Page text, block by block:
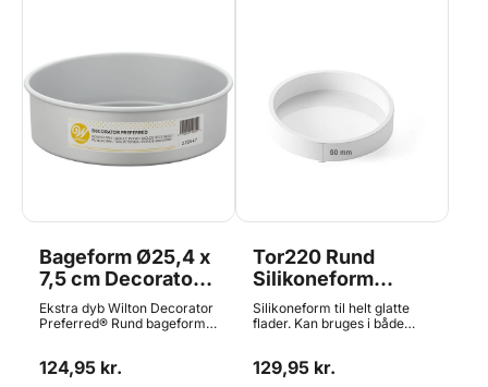
Bageform Ø25,4 x
7,5 cm Decorator
Preferred, Wilton
Ekstra dyb Wilton Decorator
Preferred® Rund bageform
med 7,5cm højde. Rund
124,95 kr.
Tor220 Rund
Silikoneform
Ø22cm H5cm,
Silikomart
Silikoneform til helt glatte
flader. Kan bruges i både
m.m. De populære forme fra
129,95 kr.